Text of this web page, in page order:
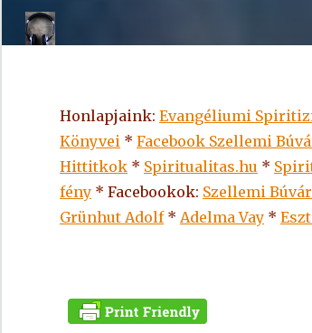
Honlapjaink: Evangéliumi
Könyvei * Facebook Szellemi
Hittitkok * Spiritualitas.hu *
fény * Facebookok: Szellemi
Grünhut Adolf* Adelma Vay *